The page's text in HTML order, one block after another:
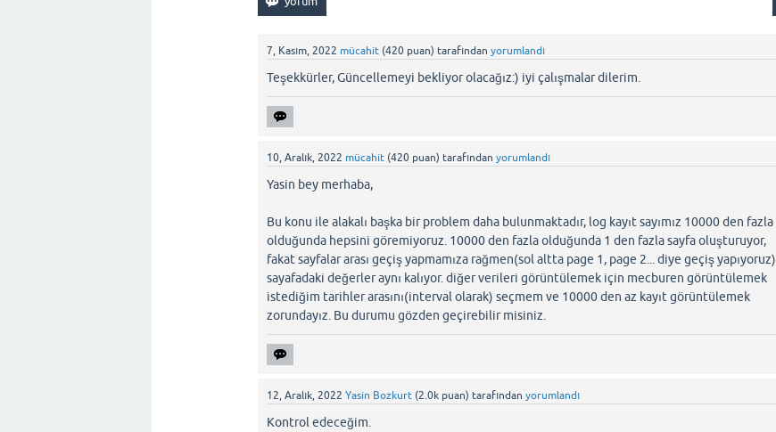
7, Kasım, 2022 mücahit (420 puan) tarafından yorumlandı
Teşekkürler, Güncellemeyi bekliyor olacağız:) iyi çalışmalar dilerim.
10, Aralık, 2022 mücahit (420 puan) tarafından yorumlandı
Yasin bey merhaba,
Bu konu ile alakalı başka bir problem daha bulunmaktadır, log kayıt sayımız 10000 den fazla
olduğunda hepsini göremiyoruz. 10000 den fazla olduğunda 1 den fazla sayfa oluşturuyor,
fakat sayfalar arası geçiş yapmamıza rağmen(sol altta page 1, page 2... diye geçiş yapıyoruz)
sayafadaki değerler aynı kalıyor. diğer verileri görüntülemek için mecburen görüntülemek
istediğim tarihler arasını(interval olarak) seçmem ve 10000 den az kayıt görüntülemek
zorundayız. Bu durumu gözden geçirebilir misiniz.
12, Aralık, 2022 Yasin Bozkurt (2.0k puan) tarafından yorumlandı
Kontrol edeceğim.